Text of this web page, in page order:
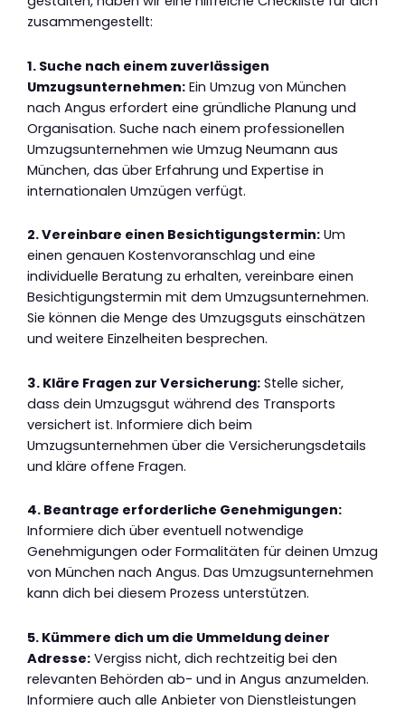
zusammengestellt:
1. Suche nach einem zuverlässigen
Umzugsunternehmen: Ein Umzug von München
nach Angus erfordert eine gründliche Planung und
Organisation. Suche nach einem professionellen
Umzugsunternehmen wie Umzug Neumann aus
München, das über Erfahrung und Expertise in
internationalen Umzügen verfügt.
2. Vereinbare einen Besichtigungstermin: Um
einen genauen Kostenvoranschlag und eine
individuelle Beratung zu erhalten, vereinbare einen
Besichtigungstermin mit dem Umzugsunternehmen.
Sie können die Menge des Umzugsguts einschätzen
und weitere Einzelheiten besprechen.
3. Kläre Fragen zur Versicherung: Stelle sicher,
dass dein Umzugsgut während des Transports
versichert ist. Informiere dich beim
Umzugsunternehmen über die Versicherungsdetails
und kläre offene Fragen.
4. Beantrage erforderliche Genehmigungen:
Informiere dich über eventuell notwendige
Genehmigungen oder Formalitäten für deinen Umzug
von München nach Angus. Das Umzugsunternehmen
kann dich bei diesem Prozess unterstützen.
5. Kümmere dich um die Ummeldung deiner
Adresse: Vergiss nicht, dich rechtzeitig bei den
relevanten Behörden ab- und in Angus anzumelden.
Informiere auch alle Anbieter von Dienstleistungen